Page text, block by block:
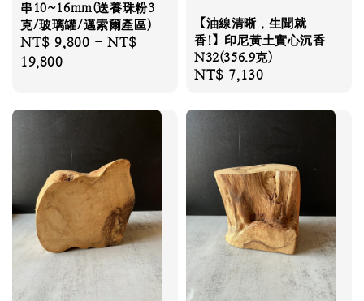
串10~16mm(送養珠粉3
克/玻璃罐/邁索爾產區)
Regular
price
NT$ 9,800 -NT$
19,800
【油線清晰，生聞就
香!】印尼黃土實心沉香
N32(356.9克)
Regular
NT$ 7,130